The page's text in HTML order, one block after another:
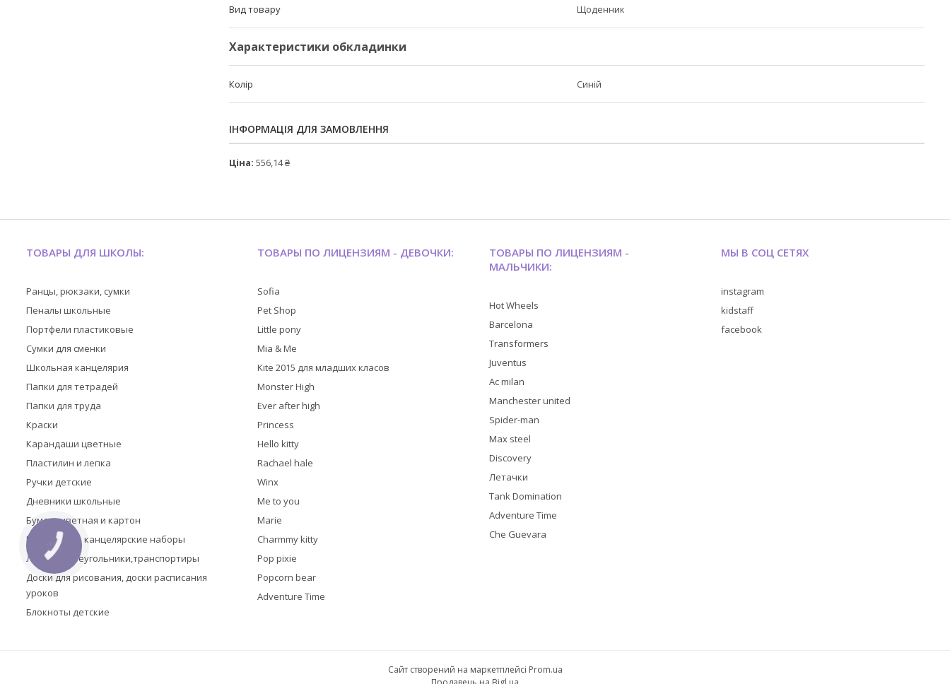
Вид товару Щоденник
Характеристики обкладинки
Колір Синій
ІНФОРМАЦІЯ ДЛЯ ЗАМОВЛЕННЯ
Ціна: 556,14 ₴
ТОВАРЫ ДЛЯ ШКОЛЫ:
Ранцы, рюкзаки, сумки
Пеналы школьные
Портфели пластиковые
Сумки для сменки
Школьная канцелярия
Папки для тетрадей
Папки для труда
Краски
Карандаши цветные
Пластилин и лепка
Ручки детские
Дневники школьные
Бумага цветная и картон
Настольные канцелярские наборы
Линейки,треугольники,транспортиры
Доски для рисования, доски расписания
уроков
Блокноты детские
ТОВАРЫ ПО ЛИЦЕНЗИЯМ - ДЕВОЧКИ:
Sofia
Pet Shop
Little pony
Mia & Me
Kite 2015 для младших класов
Monster High
Ever after high
Princess
Hello kitty
Rachael hale
Winx
Me to you
Marie
Charmmy kitty
Pop pixie
Popcorn bear
Adventure Time
ТОВАРЫ ПО ЛИЦЕНЗИЯМ -
МАЛЬЧИКИ:
Hot Wheels
Barcelona
Transformers
Juventus
Ac milan
Manchester united
Spider-man
Max steel
Discovery
Летачки
Tank Domination
Adventure Time
Che Guevara
МЫ В СОЦ СЕТЯХ
instagram
kidstaff
facebook
Сайт створений на маркетплейсі Prom.ua
КНОПКА
ЗВ'ЯЗКУ